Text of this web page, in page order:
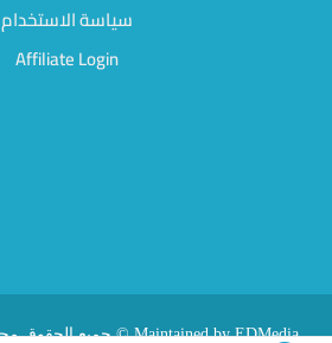
سياسة الاستخدام
Affiliate Login
جميع الحقوق محفوظة © Maintained by EDMedia.